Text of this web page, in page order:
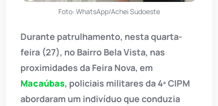
Foto: WhatsApp/Achei Sudoeste
Durante patrulhamento, nesta quarta-
feira (27), no Bairro Bela Vista, nas
proximidades da Feira Nova, em
Macaúbas, policiais militares da 4ª CIPM
abordaram um indivíduo que conduzia